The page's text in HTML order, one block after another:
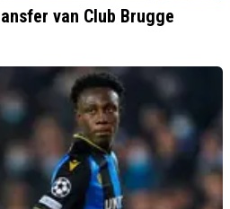
van Club Brugge